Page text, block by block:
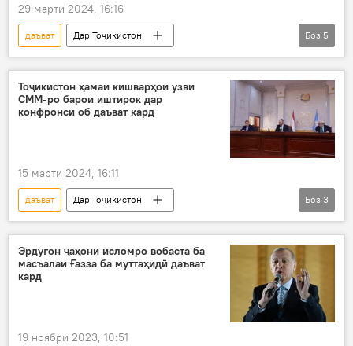
29 марти 2024, 16:16
даъват
Дар Тоҷикистон
Амният ва мудофиа
даъвати баҳорӣ
бемор
Боз 5
Тоҷикистон ҳамаи кишварҳои узви
СММ-ро барои иштирок дар
конфронси об даъват кард
15 марти 2024, 16:11
даъват
Дар Тоҷикистон
ВУХ-и Тоҷикистон
конфронс
об
Боз 3
Эрдуғон ҷаҳони исломро вобаста ба
масъалаи Ғазза ба муттаҳидӣ даъват
кард
19 ноябри 2023, 10:51